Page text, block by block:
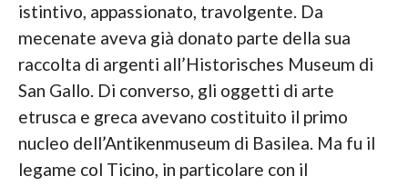
istintivo, appassionato, travolgente. Da
mecenate aveva già donato parte della sua
raccolta di argenti all’Historisches Museum di
San Gallo. Di converso, gli oggetti di arte
etrusca e greca avevano costituito il primo
nucleo dell’Antikenmuseum di Basilea. Ma fu il
legame col Ticino, in particolare con il